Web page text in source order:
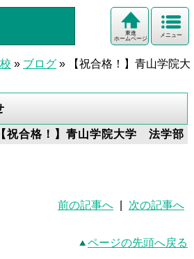
メニュー
東進
ホームページ
» ブログ »
【祝合格！】青山学院大
合格！】青山学院大学 法学部
前の記事へ 次の記事へ
ページの先頭へ戻る